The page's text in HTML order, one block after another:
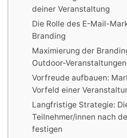
deiner Veranstaltung
Die Rolle des E-Mail-
Branding
Maximierung der
Outdoor-Veranstaltungen
Vorfreude aufbauen:
Vorfeld einer
Langfristige Strategie:
Teilnehmer/innen nach
festigen